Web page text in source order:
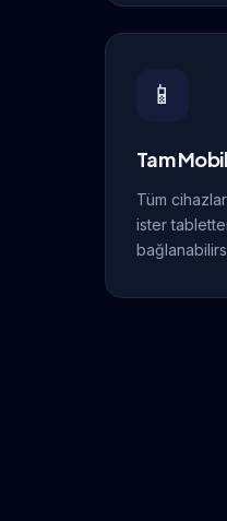
📱
Tam
Tüm
ister